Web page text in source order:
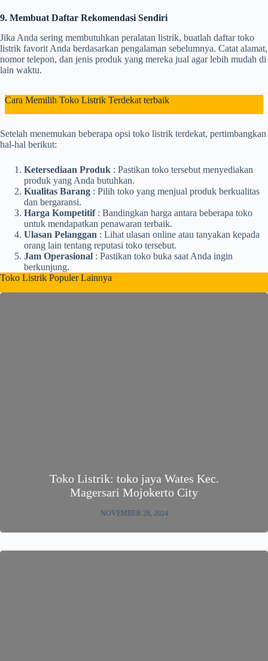
9. Membuat Daftar Rekomendasi Sendiri
Jika Anda sering membutuhkan peralatan listrik, buatlah daftar toko
listrik favorit Anda berdasarkan pengalaman sebelumnya. Catat alamat,
nomor telepon, dan jenis produk yang mereka jual agar lebih mudah di
lain waktu.
Cara Memilih Toko Listrik Terdekat terbaik
Setelah menemukan beberapa opsi toko listrik terdekat, pertimbangkan
hal-hal berikut:
Ketersediaan Produk : Pastikan toko tersebut menyediakan
produk yang Anda butuhkan.
Kualitas Barang : Pilih toko yang menjual produk berkualitas
dan bergaransi.
Harga Kompetitif : Bandingkan harga antara beberapa toko
untuk mendapatkan penawaran terbaik.
Ulasan Pelanggan : Lihat ulasan online atau tanyakan kepada
orang lain tentang reputasi toko tersebut.
Jam Operasional : Pastikan toko buka saat Anda ingin
berkunjung.
Toko Listrik Populer Lainnya
Toko Listrik: toko jaya Wates Kec.
Magersari Mojokerto City
NOVEMBER 28, 2024